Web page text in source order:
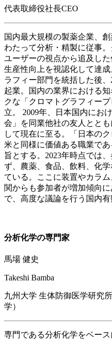
代表取締役社長CEO
国内最大規模の製薬企業、
わたって分析・精製に従事
ユーザーの視点から追及し
生産性向上を視認化して達
ラフィー部門を統括した後、
起業。国内の業界における
クな「クロマトグラフィー
立。 2009年、日本国内にお
会」を同業他社の友人とと
して現在に至る。「日本の
米と同様に価値ある職業で
旨とする。2023年時点では
ず、農薬、食品、飲料、化
ている。ここに装置やカラ
関からも参加者が増加傾向
で、高度な議論を行う国内
分析化学の専門家
馬場 健史
Takeshi Bamba
九州大学 生体防御医学研究
学）
専門である分析化学をベー